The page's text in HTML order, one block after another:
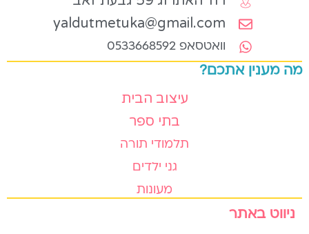
yaldutmetuka@gmail.com
וואטסאפ 0533668592
עיצוב הבית
בתי ספר
תלמודי תורה
גני ילדים
מעונות
מה מענין אתכם?
ניווט באתר